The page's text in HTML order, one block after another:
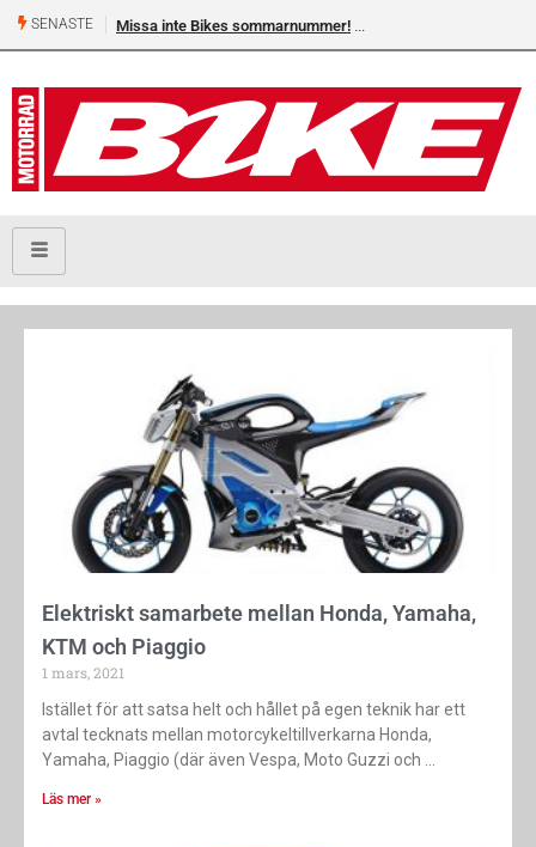
SENASTE Missa inte Bikes sommarnummer!
Elektriskt samarbete mellan Honda, Yamaha,
KTM och Piaggio
1 mars, 2021
Istället för att satsa helt och hållet på egen teknik har ett
avtal tecknats mellan motorcykeltillverkarna Honda,
Yamaha, Piaggio (där även Vespa, Moto Guzzi och
Läs mer »